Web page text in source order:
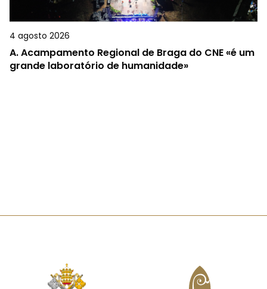
4 agosto 2026
A.Acampamento Regional de Braga do CNE «é um
grande laboratório de humanidade»